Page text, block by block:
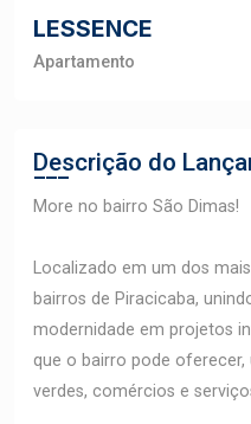
LESSENCE
Apartamento
Descrição do
More no bairro São Dimas!
Localizado em um dos
bairros de Piracicaba,
modernidade em projetos
que o bairro pode
verdes, comércios e